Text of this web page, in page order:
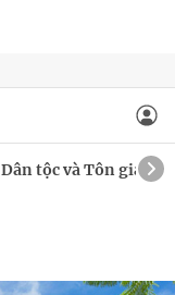
Dân tộc và Tôn giáo